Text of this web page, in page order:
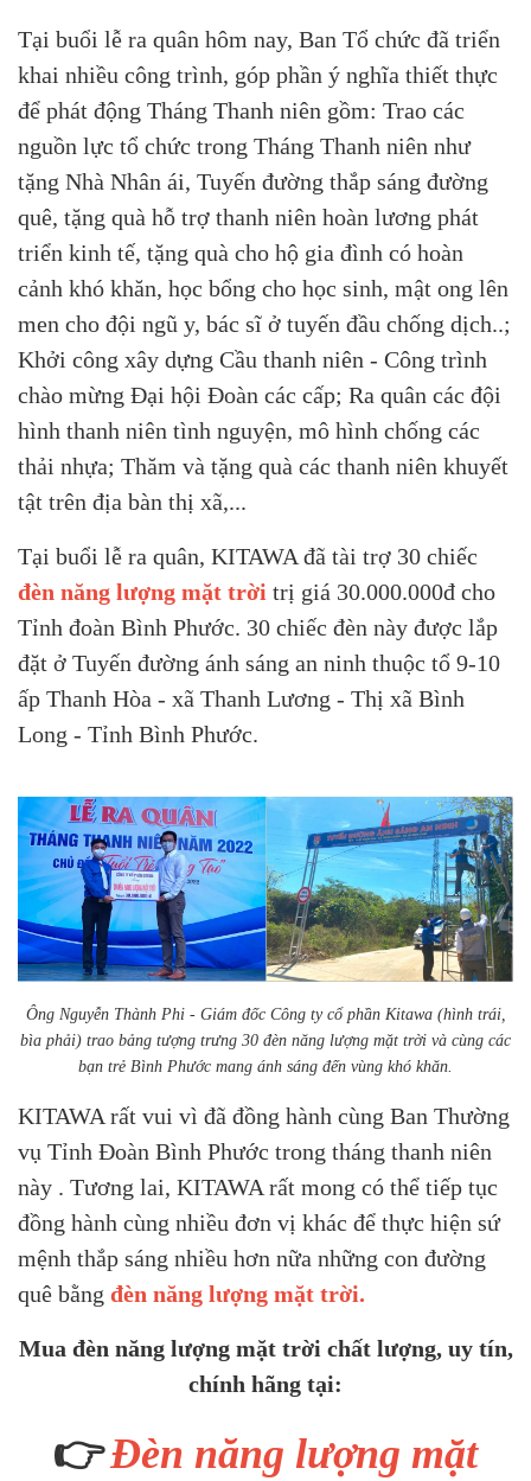
Tại buổi lễ ra quân hôm nay, Ban Tổ chức đã triển
khai nhiều công trình, góp phần ý nghĩa thiết thực
để phát động Tháng Thanh niên gồm: Trao các
nguồn lực tổ chức trong Tháng Thanh niên như
tặng Nhà Nhân ái, Tuyến đường thắp sáng đường
quê, tặng quà hỗ trợ thanh niên hoàn lương phát
triển kinh tế, tặng quà cho hộ gia đình có hoàn
cảnh khó khăn, học bổng cho học sinh, mật ong lên
men cho đội ngũ y, bác sĩ ở tuyến đầu chống dịch..;
Khởi công xây dựng Cầu thanh niên - Công trình
chào mừng Đại hội Đoàn các cấp; Ra quân các đội
hình thanh niên tình nguyện, mô hình chống các
thải nhựa; Thăm và tặng quà các thanh niên khuyết
tật trên địa bàn thị xã,...
Tại buổi lễ ra quân, KITAWA đã tài trợ 30 chiếc
đèn năng lượng mặt trời trị giá 30.000.000đ cho
Tỉnh đoàn Bình Phước. 30 chiếc đèn này được lắp
đặt ở Tuyến đường ánh sáng an ninh thuộc tổ 9-10
ấp Thanh Hòa - xã Thanh Lương - Thị xã Bình
Long - Tỉnh Bình Phước.
Ông Nguyễn Thành Phi - Giám đốc Công ty cổ phần Kitawa (hình trái,
bìa phải) trao bảng tượng trưng 30 đèn năng lượng mặt trời và cùng các
bạn trẻ Bình Phước mang ánh sáng đến vùng khó khăn.
KITAWA rất vui vì đã đồng hành cùng Ban Thường
vụ Tỉnh Đoàn Bình Phước trong tháng thanh niên
này . Tương lai, KITAWA rất mong có thể tiếp tục
đồng hành cùng nhiều đơn vị khác để thực hiện sứ
mệnh thắp sáng nhiều hơn nữa những con đường
quê bằng đèn năng lượng mặt trời.
Mua đèn năng lượng mặt trời chất lượng, uy tín,
chính hãng tại:
👉Đèn năng lượng mặt